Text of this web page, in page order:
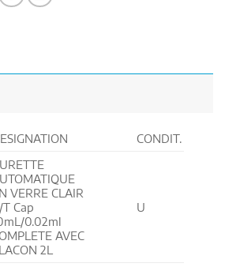
CONDIT.
VERRE CLAIR
T Cap
0.02ml
AVEC
2L
U